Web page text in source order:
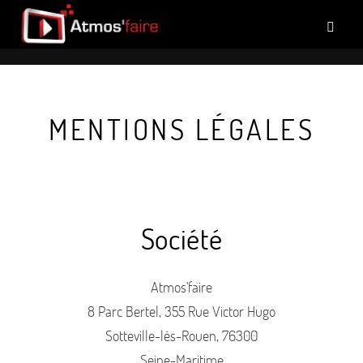
MENTIONS LÉGALES
Société
Atmos'faire
8 Parc Bertel, 355 Rue Victor Hugo
Sotteville-lès-Rouen, 76300